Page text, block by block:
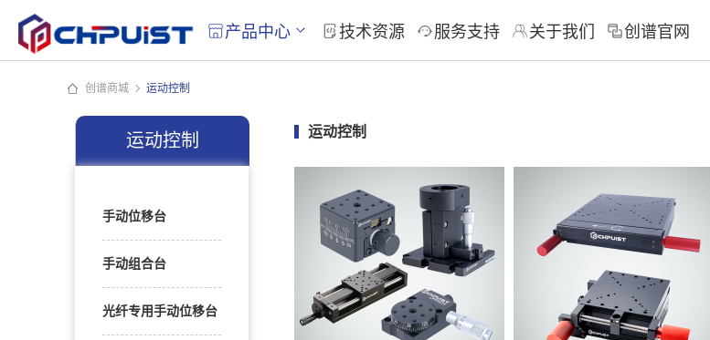
产品中心 技术资源 服务支持 关于我们 创谱官网
创谱商城 运动控制
运动控制
手动位移台
手动组合台
光纤专用手动位移台
运动控制